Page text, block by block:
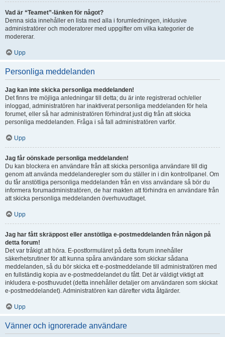
Vad är “Teamet”-länken för något?
Denna sida innehåller en lista med alla i forumledningen, inklusive
administratörer och moderatorer med uppgifter om vilka kategorier de
modererar.
Upp
Personliga meddelanden
Jag kan inte skicka personliga meddelanden!
Det finns tre möjliga anledningar till detta; du är inte registrerad och/eller
inloggad, administratören har inaktiverat personliga meddelanden för hela
forumet, eller så har administratören förhindrat just dig från att skicka
personliga meddelanden. Fråga i så fall administratören varför.
Upp
Jag får oönskade personliga meddelanden!
Du kan blockera en användare från att skicka personliga användare till dig
genom att använda meddelanderegler som du ställer in i din kontrollpanel. Om
du får anstötliga personliga meddelanden från en viss användare så bör du
informera forumadministratören, de har makten att förhindra en användare från
att skicka personliga meddelanden överhuvudtaget.
Upp
Jag har fått skräppost eller anstötliga e-postmeddelanden från någon på
detta forum!
Det var tråkigt att höra. E-postformuläret på detta forum innehåller
säkerhetsrutiner för att kunna spåra användare som skickar sådana
meddelanden, så du bör skicka ett e-postmeddelande till administratören med
en fullständig kopia av e-postmeddelandet du fått. Det är väldigt viktigt att
inkludera e-posthuvudet (detta innehåller detaljer om användaren som skickat
e-postmeddelandet). Administratören kan därefter vidta åtgärder.
Upp
Vänner och ignorerade användare